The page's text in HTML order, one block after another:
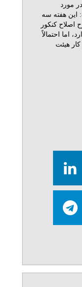
مورد
هفته سه
اصلاح کنکور
اما احتمالاً
کار هیئت‌